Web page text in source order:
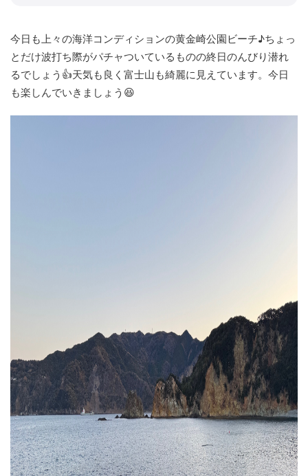
今日も上々の海洋コンディションの黄金崎公園ビーチ♪ちょっ
とだけ波打ち際がパチャついているものの終日のんびり潜れ
るでしょう👍天気も良く富士山も綺麗に見えています。今日
も楽しんでいきましょう😆